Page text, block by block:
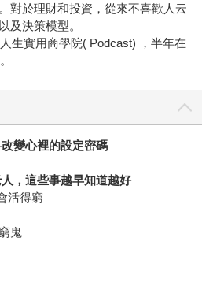
對於理財和投資，從來不喜歡人云
及決策模型。
生實用商學院( Podcast) ，半年在
變心裡的設定密碼
，這些事越早知道越好
活得窮
鬼